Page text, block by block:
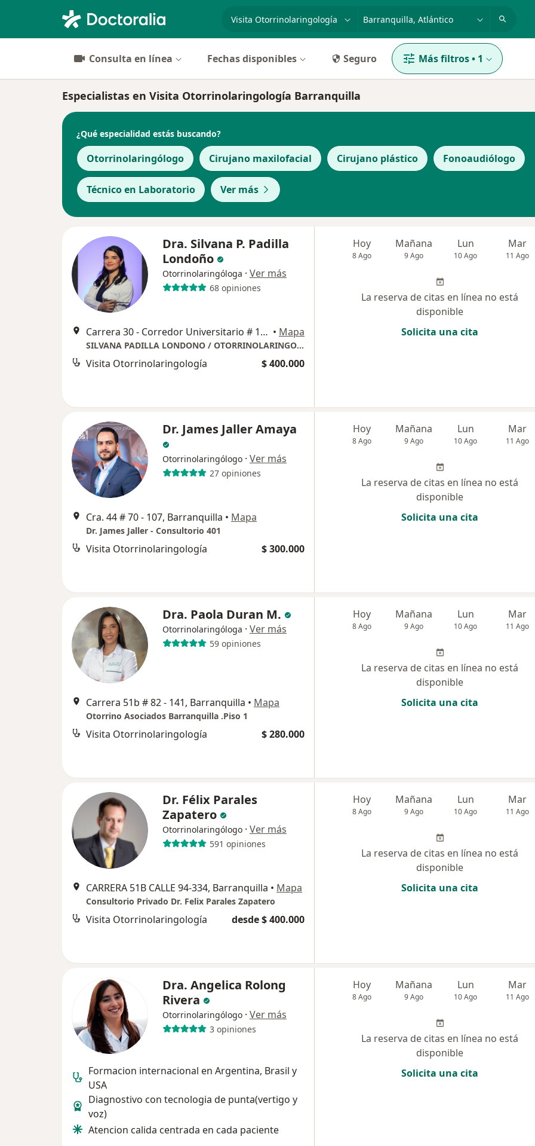
especialidad, enfermedad o nombre
Consulta en línea Fechas disponibles Seguro Más filtros• 1
Especialistas en Visita Otorrinolaringología Barranquilla
¿Qué especialidad estás buscando?
Otorrinolaringólogo Cirujano maxilofacial Cirujano plástico Fonoaudiólogo
Técnico en Laboratorio Ver más
Dra. Silvana P. Padilla
Londoño
Otorrinolaringóloga · Ver más
68 opiniones
Carrera 30 - Corredor Universitario # 1-850, Puerto Colombia • Mapa
SILVANA PADILLA LONDONO / OTORRINOLARINGOLOGIA
Visita Otorrinolaringología $ 400.000
Hoy
8 Ago
Mañana
9 Ago
Lun
10 Ago
Mar
11 Ago
La reserva de citas en línea no está
disponible
Solicita una cita
Dr. James Jaller Amaya
Otorrinolaringólogo · Ver más
27 opiniones
Cra. 44 # 70 - 107, Barranquilla • Mapa
Dr. James Jaller - Consultorio 401
Visita Otorrinolaringología $ 300.000
Hoy
8 Ago
Mañana
9 Ago
Lun
10 Ago
Mar
11 Ago
La reserva de citas en línea no está
disponible
Solicita una cita
Dra. Paola Duran M.
Otorrinolaringóloga · Ver más
59 opiniones
Carrera 51b # 82 - 141, Barranquilla • Mapa
Otorrino Asociados Barranquilla .Piso 1
Visita Otorrinolaringología $ 280.000
Hoy
8 Ago
Mañana
9 Ago
Lun
10 Ago
Mar
11 Ago
La reserva de citas en línea no está
disponible
Solicita una cita
Dr. Félix Parales
Zapatero
Otorrinolaringólogo · Ver más
591 opiniones
CARRERA 51B CALLE 94-334, Barranquilla • Mapa
Consultorio Privado Dr. Felix Parales Zapatero
Visita Otorrinolaringología desde $ 400.000
Hoy
8 Ago
Mañana
9 Ago
Lun
10 Ago
Mar
11 Ago
La reserva de citas en línea no está
disponible
Solicita una cita
Dra. Angelica Rolong
Rivera
Otorrinolaringólogo · Ver más
3 opiniones
Formacion internacional en Argentina, Brasil y
USA
Diagnostivo con tecnologia de punta(vertigo y
voz)
Atencion calida centrada en cada paciente
Hoy
8 Ago
Mañana
9 Ago
Lun
10 Ago
Mar
11 Ago
La reserva de citas en línea no está
disponible
Solicita una cita